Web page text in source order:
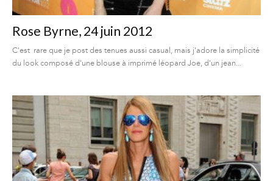
Rose Byrne, 24 juin 2012
C'est rare que je post des tenues aussi casual, mais j'adore la simplicité
du look composé d'une blouse à imprimé léopard Joe, d'un jean...